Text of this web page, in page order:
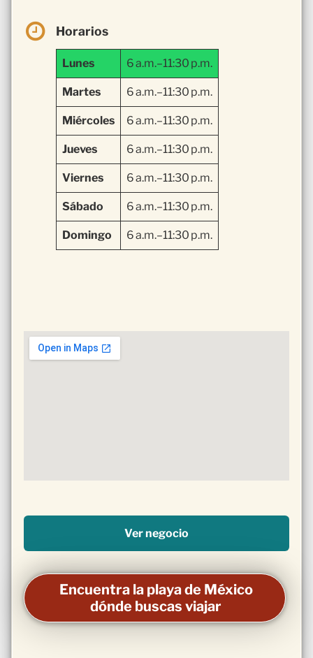
Horarios
Lunes 6 a.m.–11:30 p.m.
Martes 6 a.m.–11:30 p.m.
Miércoles 6 a.m.–11:30 p.m.
Jueves 6 a.m.–11:30 p.m.
Viernes 6 a.m.–11:30 p.m.
Sábado 6 a.m.–11:30 p.m.
Domingo 6 a.m.–11:30 p.m.
Ver negocio
Encuentra la playa de México
dónde buscas viajar